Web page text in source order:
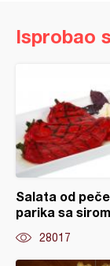
Isprobao
Salata od
parika sa sirom
28017